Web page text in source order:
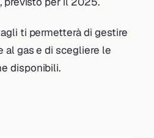
ti permetterà di gestire
al gas e di scegliere le
disponibili.